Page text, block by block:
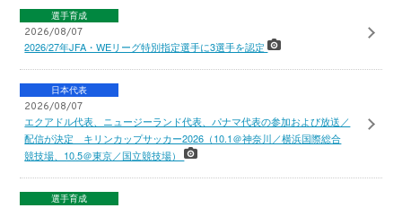
選手育成
2026/08/07
2026/27年JFA・WEリーグ特別指定選手に3選手を認定
日本代表
2026/08/07
エクアドル代表、ニュージーランド代表、パナマ代表の参加および放送／
配信が決定 キリンカップサッカー2026（10.1＠神奈川／横浜国際総合
競技場、10.5＠東京／国立競技場）
選手育成